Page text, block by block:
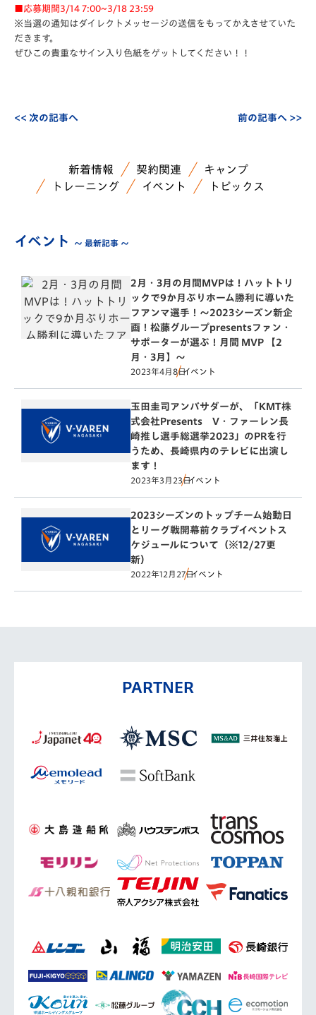
■応募期間3/14 7:00~3/18 23:59
※当選の通知はダイレクトメッセージの送信をもってかえさせていた
だきます。
ぜひこの貴重なサイン入り色紙をゲットしてください！！
<< 次の記事へ 前の記事へ >>
新着情報 契約関連
キャンプ
トレーニング
イベント トピックス
イベント ～ 最新記事 ～
2月・3月の月間MVPは！ハットトリ
ックで9か月ぶりホーム勝利に導いた
フアンマ選手！～2023シーズン新企
画！松藤グループpresentsファン・
サポーターが選ぶ！月間 MVP 【2
月・3月】～
2023年4月8日イベント
玉田圭司アンバサダーが、「KMT株
式会社Presents V・ファーレン長
崎推し選手総選挙2023」のPRを行
うため、長崎県内のテレビに出演し
ます！
2023年3月23日イベント
2023シーズンのトップチーム始動日
とリーグ戦開幕前クラブイベントス
ケジュールについて（※12/27更
新）
2022年12月27日イベント
PARTNER